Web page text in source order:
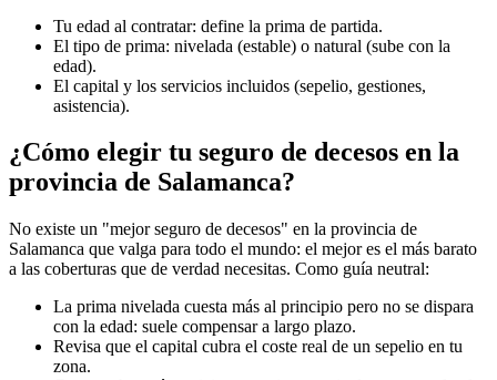
Tu edad al contratar: define la prima de partida.
El tipo de prima: nivelada (estable) o natural (sube con la
edad).
El capital y los servicios incluidos (sepelio, gestiones,
asistencia).
¿Cómo elegir tu seguro de decesos en la
provincia de Salamanca?
No existe un "mejor seguro de decesos" en la provincia de
Salamanca que valga para todo el mundo: el mejor es el más barato
a las coberturas que de verdad necesitas. Como guía neutral:
La prima nivelada cuesta más al principio pero no se dispara
con la edad: suele compensar a largo plazo.
Revisa que el capital cubra el coste real de un sepelio en tu
zona.